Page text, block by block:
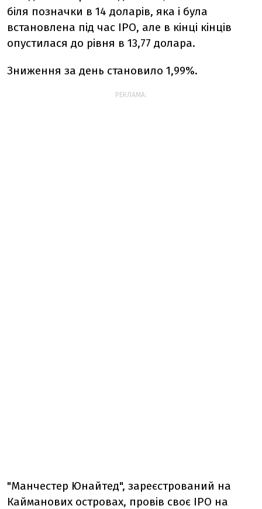
біля позначки в 14 доларів, яка і була
встановлена ​​під час IPO, але в кінці кінців
опустилася до рівня в 13,77 долара.
Зниження за день становило 1,99%.
РЕКЛАМА:
"Манчестер Юнайтед", зареєстрований на
Кайманових островах, провів своє IPO на